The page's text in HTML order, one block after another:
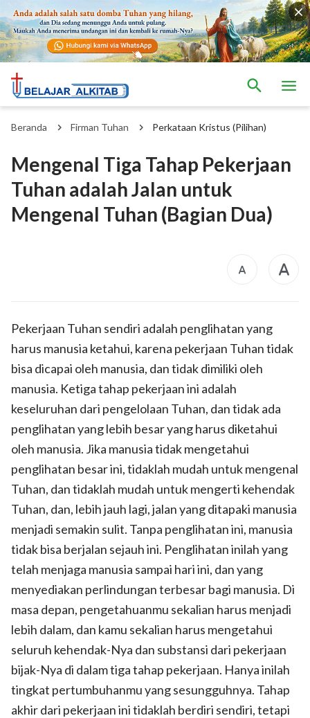
Beranda Firman Tuhan Perkataan Kristus (Pilihan)
Mengenal Tiga Tahap Pekerjaan
Tuhan adalah Jalan untuk
Mengenal Tuhan (Bagian Dua)
Pekerjaan Tuhan sendiri adalah penglihatan yang
harus manusia ketahui, karena pekerjaan Tuhan tidak
bisa dicapai oleh manusia, dan tidak dimiliki oleh
manusia. Ketiga tahap pekerjaan ini adalah
keseluruhan dari pengelolaan Tuhan, dan tidak ada
penglihatan yang lebih besar yang harus diketahui
oleh manusia. Jika manusia tidak mengetahui
penglihatan besar ini, tidaklah mudah untuk mengenal
Tuhan, dan tidaklah mudah untuk mengerti kehendak
Tuhan, dan, lebih jauh lagi, jalan yang ditapaki manusia
menjadi semakin sulit. Tanpa penglihatan ini, manusia
tidak bisa berjalan sejauh ini. Penglihatan inilah yang
telah menjaga manusia sampai hari ini, dan yang
menyediakan perlindungan terbesar bagi manusia. Di
masa depan, pengetahuanmu sekalian harus menjadi
lebih dalam, dan kamu sekalian harus mengetahui
seluruh kehendak-Nya dan substansi dari pekerjaan
bijak-Nya di dalam tiga tahap pekerjaan. Hanya inilah
tingkat pertumbuhanmu yang sesungguhnya. Tahap
akhir dari pekerjaan ini tidaklah berdiri sendiri, tetapi